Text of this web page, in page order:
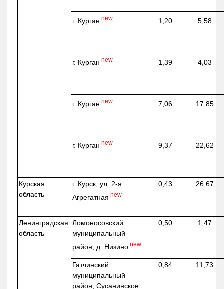
г. Курган new 1,20 5,58
г. Курган new 1,39 4,03
г. Курган new 7,06 17,85
г. Курган new 9,37 22,62
Курская
область
г. Курск, ул. 2-я
Агрегатная new
0,43 26,67
Ленинградская
область
Ломоносовский
муниципальный
район, д. Низино new
0,50 1,47
Гатчинский
муниципальный
район, Сусанинское
0,84 11,73